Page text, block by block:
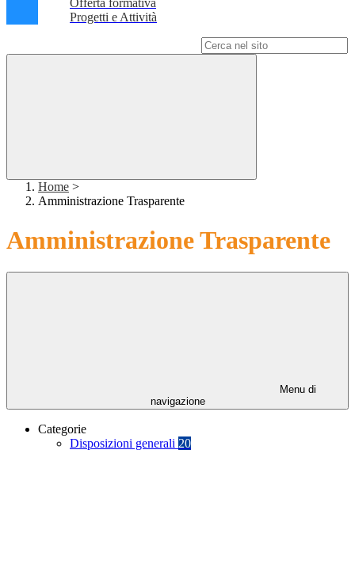
Offerta formativa
Progetti e Attività
Home >
Amministrazione Trasparente
Amministrazione Trasparente
Menu di
navigazione
Categorie
Disposizioni generali 20